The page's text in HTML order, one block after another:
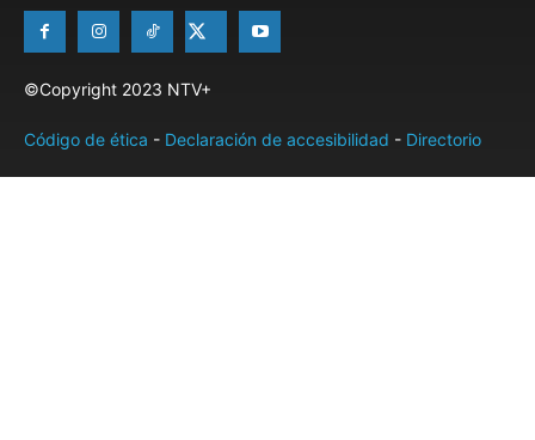
©Copyright 2023 NTV+
Código de ética - Declaración de accesibilidad - Directorio